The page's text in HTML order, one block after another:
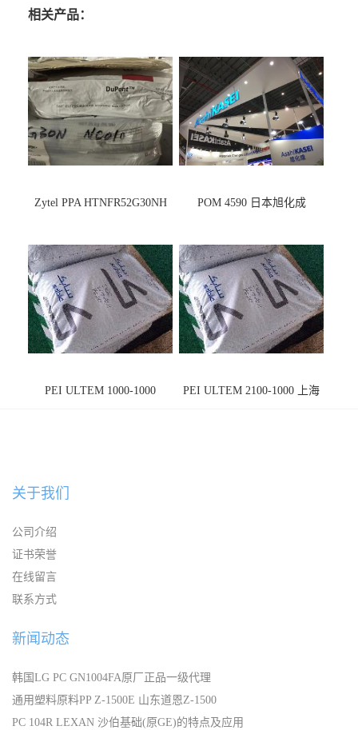
相关产品：
Zytel PPA HTNFR52G30NH POM 4590 日本旭化成
PEI ULTEM 1000-1000
PEI ULTEM 2100-1000 上海
关于我们
公司介绍
证书荣誉
在线留言
联系方式
新闻动态
韩国LG PC GN1004FA原厂正品一级代理
通用塑料原料PP Z-1500E 山东道恩Z-1500
PC 104R LEXAN 沙伯基础(原GE)的特点及应用